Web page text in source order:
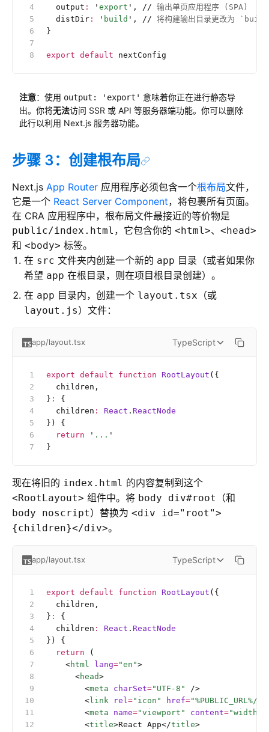
  output
: ' export ' , // 输出单页应用程序 (SPA)
  distDir
: ' build ' , // 将构建输出目录更改为
}
export default nextConfig
注意：使用 output: 'export' 意味着你正在进行静态导
出。你将无法访问 SSR 或 API 等服务器端功能。你可以删除
此行以利用 Next.js 服务器功能。
步骤 3：创建根布局
Next.js App Router 应用程序必须包含一个根布局文件，
它是一个 React Server Component，将包裹所有页面。
在 CRA 应用程序中，根布局文件最接近的等价物是
public/index.html ，它包含你的 <html>、 <head>
和 <body> 标签。
在 src 文件夹内创建一个新的 app 目录（或者如果你
希望 app 在根目录，则在项目根目录创建）。
在 app 目录内，创建一个 layout.tsx （或
layout.js）文件：
app/layout.tsx TypeScript
export default function RootLayout ({
  children,
} :
{
  children
: React . ReactNode
}) {
  return
' ... '
}
现在将旧的 index.html 的内容复制到这个
<RootLayout> 组件中。将 body div#root （和
body noscript）替换为 <div id="root">
{children}</div>。
app/layout.tsx TypeScript
export default function RootLayout ({
  children,
} :
{
  children
: React . ReactNode
}) {
  return
(
    <
html lang="en">
      <
head>
        <
meta charSet="UTF-8"
/>
        <
link rel="icon" href=
        <
meta name="viewport" content=
        <
title>React App</title>